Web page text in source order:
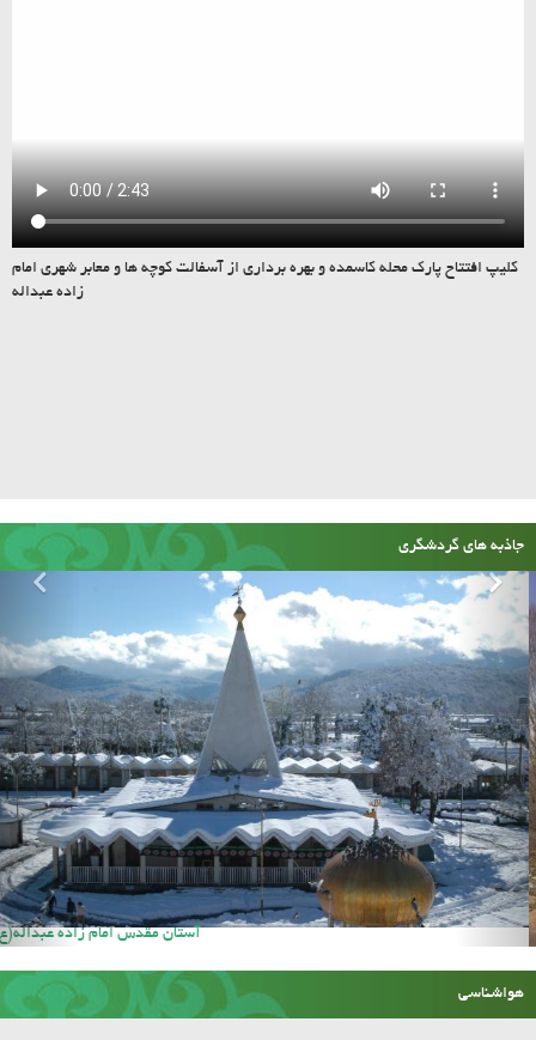
کلیپ افتتاح پارک محله کاسمده و بهره برداری از آسفالت کوچه ها و معابر شهری امام
زاده عبداله
جاذبه های گردشگری
امام زاده عالی کیا سلطان